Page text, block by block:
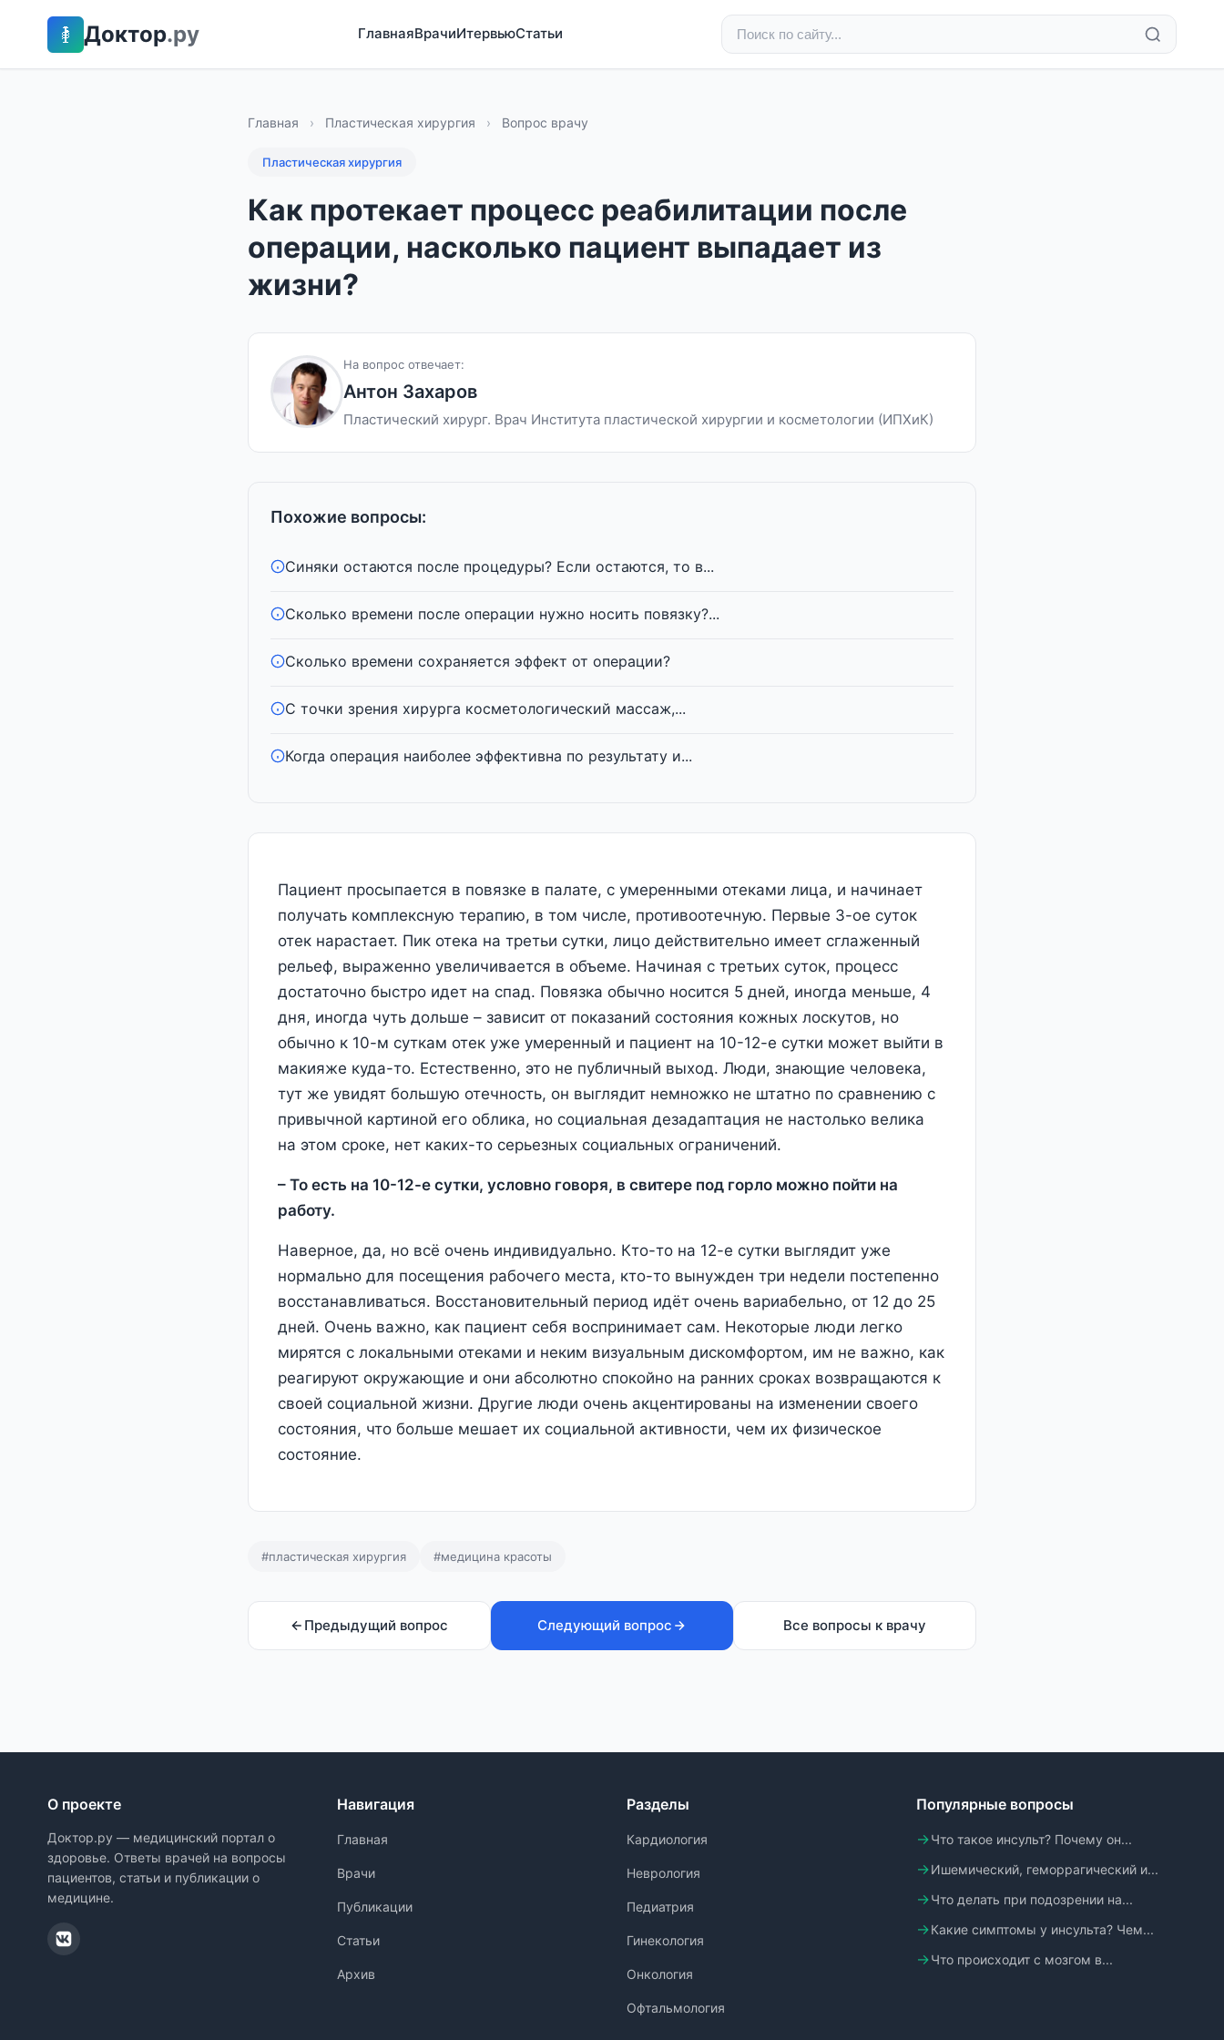
Доктор.ру ГлавнаяВрачиИтервьюСтатьи
Главная › Пластическая хирургия › Вопрос врачу
Пластическая хирургия
Как протекает процесс реабилитации после
операции, насколько пациент выпадает из
жизни?
На вопрос отвечает:
Антон Захаров
Пластический хирург. Врач Института пластической хирургии и косметологии (ИПХиК)
Похожие вопросы:
Синяки остаются после процедуры? Если остаются, то в...
Сколько времени после операции нужно носить повязку?...
Сколько времени сохраняется эффект от операции?
С точки зрения хирурга косметологический массаж,...
Когда операция наиболее эффективна по результату и...
Пациент просыпается в повязке в палате, с умеренными отеками лица, и начинает
получать комплексную терапию, в том числе, противоотечную. Первые 3-ое суток
отек нарастает. Пик отека на третьи сутки, лицо действительно имеет сглаженный
рельеф, выраженно увеличивается в объеме. Начиная с третьих суток, процесс
достаточно быстро идет на спад. Повязка обычно носится 5 дней, иногда меньше, 4
дня, иногда чуть дольше – зависит от показаний состояния кожных лоскутов, но
обычно к 10-м суткам отек уже умеренный и пациент на 10-12-е сутки может выйти в
макияже куда-то. Естественно, это не публичный выход. Люди, знающие человека,
тут же увидят большую отечность, он выглядит немножко не штатно по сравнению с
привычной картиной его облика, но социальная дезадаптация не настолько велика
на этом сроке, нет каких-то серьезных социальных ограничений.
– То есть на 10-12-е сутки, условно говоря, в свитере под горло можно пойти на
работу.
Наверное, да, но всё очень индивидуально. Кто-то на 12-е сутки выглядит уже
нормально для посещения рабочего места, кто-то вынужден три недели постепенно
восстанавливаться. Восстановительный период идёт очень вариабельно, от 12 до 25
дней. Очень важно, как пациент себя воспринимает сам. Некоторые люди легко
мирятся с локальными отеками и неким визуальным дискомфортом, им не важно, как
реагируют окружающие и они абсолютно спокойно на ранних сроках возвращаются к
своей социальной жизни. Другие люди очень акцентированы на изменении своего
состояния, что больше мешает их социальной активности, чем их физическое
состояние.
#пластическая хирургия #медицина красоты
Предыдущий вопрос Следующий вопрос Все вопросы к врачу
О проекте
Доктор.ру — медицинский портал о
здоровье. Ответы врачей на вопросы
пациентов, статьи и публикации о
медицине.
Навигация
Главная
Врачи
Публикации
Статьи
Архив
Разделы
Кардиология
Неврология
Педиатрия
Гинекология
Онкология
Офтальмология
Популярные вопросы
Что такое инсульт? Почему он...
Ишемический, геморрагический и...
Что делать при подозрении на...
Какие симптомы у инсульта? Чем...
Что происходит с мозгом в...